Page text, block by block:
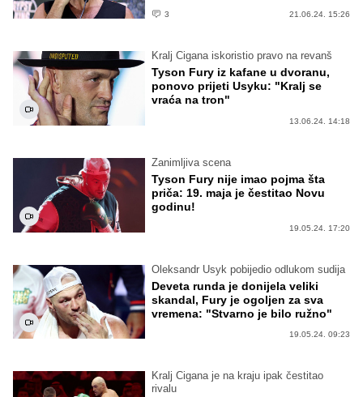
3 21.06.24. 15:26
Kralj Cigana iskoristio pravo na revanš
Tyson Fury iz kafane u dvoranu,
ponovo prijeti Usyku: "Kralj se
vraća na tron"
13.06.24. 14:18
Zanimljiva scena
Tyson Fury nije imao pojma šta
priča: 19. maja je čestitao Novu
godinu!
19.05.24. 17:20
Oleksandr Usyk pobijedio odlukom sudija
Deveta runda je donijela veliki
skandal, Fury je ogoljen za sva
vremena: "Stvarno je bilo ružno"
19.05.24. 09:23
Kralj Cigana je na kraju ipak čestitao
rivalu